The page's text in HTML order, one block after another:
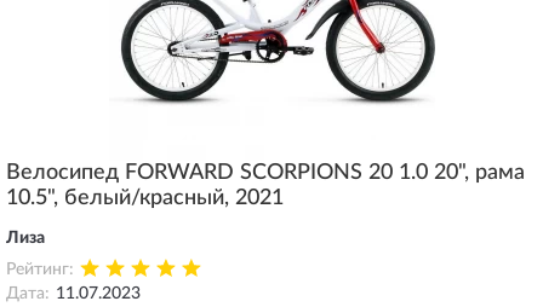
Велосипед FORWARD SCORPIONS 20 1.0 20", рама
10.5", белый/красный, 2021
Лиза
Рейтинг:
Дата: 11.07.2023